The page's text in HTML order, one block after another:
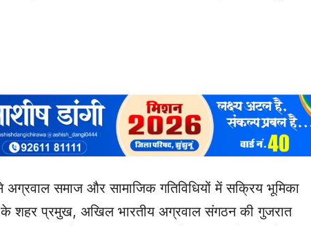
समाज और सामाजिक गतिविधियों में सक्रिय भूमिका
शहर प्रमुख, अखिल भारतीय अग्रवाल संगठन की गुजरात